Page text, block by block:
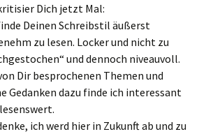
Dich jetzt Mal:
Deinen Schreibstil äußerst
zu lesen. Locker und nicht zu
und dennoch niveauvoll.
Dir besprochenen Themen und
Gedanken dazu finde ich interessant
ich werd hier in Zukunft ab und zu